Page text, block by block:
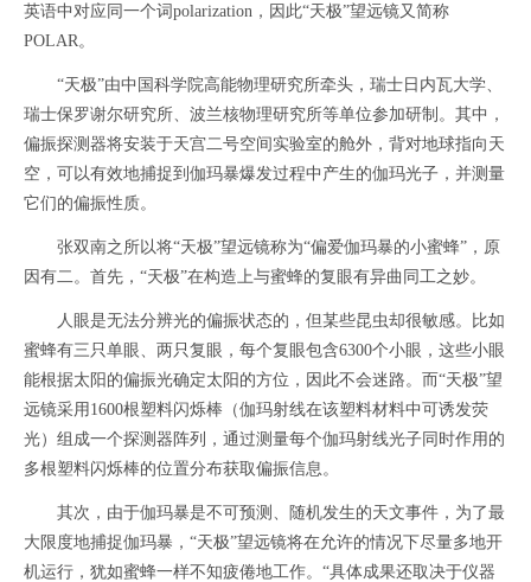
英语中对应同一个词polarization，因此“天极”望远镜又简称
POLAR。
“天极”由中国科学院高能物理研究所牵头，瑞士日内瓦大学、
瑞士保罗谢尔研究所、波兰核物理研究所等单位参加研制。其中，
偏振探测器将安装于天宫二号空间实验室的舱外，背对地球指向天
空，可以有效地捕捉到伽玛暴爆发过程中产生的伽玛光子，并测量
它们的偏振性质。
张双南之所以将“天极”望远镜称为“偏爱伽玛暴的小蜜蜂”，原
因有二。首先，“天极”在构造上与蜜蜂的复眼有异曲同工之妙。
人眼是无法分辨光的偏振状态的，但某些昆虫却很敏感。比如
蜜蜂有三只单眼、两只复眼，每个复眼包含6300个小眼，这些小眼
能根据太阳的偏振光确定太阳的方位，因此不会迷路。而“天极”望
远镜采用1600根塑料闪烁棒（伽玛射线在该塑料材料中可诱发荧
光）组成一个探测器阵列，通过测量每个伽玛射线光子同时作用的
多根塑料闪烁棒的位置分布获取偏振信息。
其次，由于伽玛暴是不可预测、随机发生的天文事件，为了最
大限度地捕捉伽玛暴，“天极”望远镜将在允许的情况下尽量多地开
机运行，犹如蜜蜂一样不知疲倦地工作。“具体成果还取决于仪器